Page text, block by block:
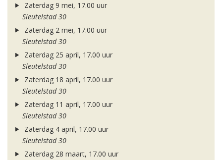
Zaterdag 9 mei, 17.00 uur
Sleutelstad 30
Zaterdag 2 mei, 17.00 uur
Sleutelstad 30
Zaterdag 25 april, 17.00 uur
Sleutelstad 30
Zaterdag 18 april, 17.00 uur
Sleutelstad 30
Zaterdag 11 april, 17.00 uur
Sleutelstad 30
Zaterdag 4 april, 17.00 uur
Sleutelstad 30
Zaterdag 28 maart, 17.00 uur